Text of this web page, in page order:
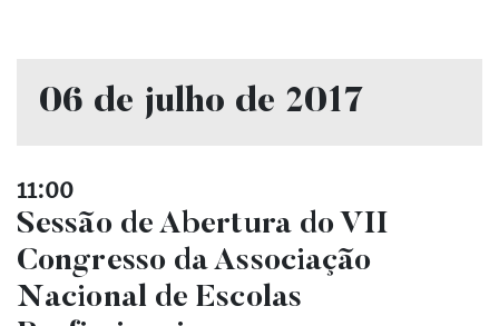
06 de julho de 2017
11:00
Sessão de Abertura do VII
Congresso da Associação
Nacional de Escolas